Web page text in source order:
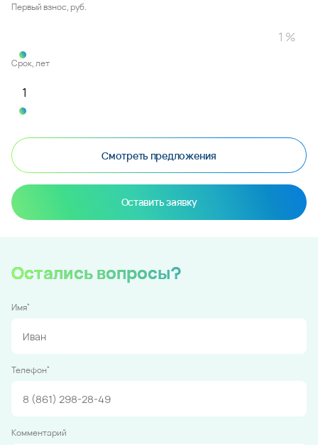
Первый взнос, руб.
Срок, лет
Смотреть предложения
Оставить заявку
Остались вопросы?
Имя*
Телефон*
Комментарий